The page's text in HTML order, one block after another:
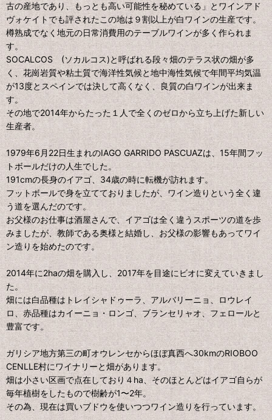
古の産地であり、もっとも高い可能性を秘めている」とワインアド
ヴォケイトでも評されたこの地は９割以上が白ワインの生産です。
樽熟成でなく地元の日常消費用のテーブルワインが多く作られま
す。
SOCALCOS (ソカルコス)と呼ばれる段々畑のテラス状の畑が多
く、花崗岩質や粘土質で海洋性気候と地中海性気候で年間平均気温
が13度とスペインでは決して高くなく、良質の白ワインが出来ま
す。
その地で2014年からたった１人で全くのゼロから立ち上げた新しい
生産者。
1979年6月22日生まれのIAGO GARRIDO PASCUAZは、15年間フッ
トボールだけの人生でした。
191cmの長身のイアゴ、34歳の時に転機が訪れます。
フットボールで身を立てておりましたが、ワイン造りという全く違
う道を選んだのです。
お父様のお仕事は酒屋さんで、イアゴは全く違うスポーツの道を歩
みましたが、教師である奥様と結婚し、お父様の影響もあってワイ
ン造りを始めたのです。
2014年に2haの畑を購入し、2017年を目途にビオに変えていきまし
た。
畑には白品種はトレイシャドゥーラ、アルバリーニョ、ロウレイ
ロ、赤品種はカイーニョ・ロンゴ、ブランセリャオ、フェロールと
豊富です。
ガリシア地方第三の町オウレンセからほぼ真西へ30kmのRIOBOO
CENLLE村にワイナリーと畑があります。
畑は小さい区画で点在しており４ha、そのほとんどはイアゴ自らが
毎年植樹をしたもので樹齢が1〜2年。
その為、現在は買いブドウを使いつつワイン造りを行っています。